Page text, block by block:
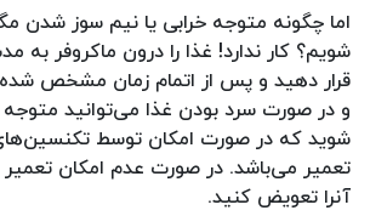
اما چگونه متوجه خرابی یا نیم سوز شدن
قرار دهید و پس از اتمام زمان مشخص
و در صورت سرد بودن غذا می‌توانید متوجه
شوید که در صورت امکان توسط تکنسین‌های
تعمیر می‌باشد. در صورت عدم امکان تعمیر
آنرا تعویض کنید.